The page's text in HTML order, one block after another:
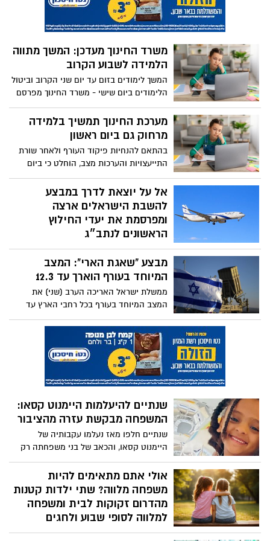
משרד החינוך מעדכן: המשך מתווה
הלמידה לשבוע הקרוב
המשך לימודים בזום עד יום שני הקרוב וביטול
הלימודים ביום שישי - משרד החינוך מפרסם
את מתווה למידה לשבוע הקרוב, שאמור
להתעדכן שוב ביום שני השבוע
מערכת החינוך תמשיך בלמידה
מרחוק גם ביום ראשון
בהתאם להנחיות פיקוד העורף ולאחר שורת
התייעצויות והערכות מצב, הוחלט כי ביום
ראשון (8.3) תמשיך מערכת החינוך לפעול
במתכונת של למידה מרחוק בכל מוסדות
החינוך.
אל על יוצאת לדרך במבצע
להשבת הישראלים ארצה
ומפרסמת את יעדי החילוץ
הראשונים לנתב״ג
בכפוף לאישור המדינה וגופי הביטחון, תיבחן
הפעלת טיסות במטוסי KlasJet מיעדים
קרובים באירופה, לטאבה או לעקבה עבור
לקוחות אל על וסאן דור אל על מודיעה על
תחילת ההיערכות למבצע החילוץ שיחל ברגע
מבצע "שאגת הארי": המצב
המיוחד בעורף הוארך עד 12.3
ממשלת ישראל האריכה הערב (שני) את
המצב המיוחד בעורף בכל רחבי הארץ עד
ל-12 במרץ 2026, במסגרת מבצע "שאגת הארי"
והמערכה המתנהלת מול איראן. ההחלטה
התקבלה בתום הערכת מצב, וכוללת המשך
סגירת מוסדות החינוך והטלת מגבלות על
פעילות מקומות העבודה.
שנתיים להיעלמות היימנוט קסאו:
המשפחה מבקשת עזרה מהציבור
שנתיים חלפו מאז נעלמו עקבותיה של
היימנוט קסאו, והכאב של בני משפחתה רק
מתעצם. היום (רביעי) יציינו הוריה ואחיה
שנתיים להיעלמותה שנתיים של געגוע יומיומי,
של לילות ללא שינה ושל שאלות שאין להן
מענה. בעוד חודשיים בלבד הייתה אמורה
היימנוט לחגוג בת מצווה. במקום ההכנות
לחגיגה, בני המשפחה ממשיכים במסע
חיפושים מתמשך ומבקשים מהציבור לשתף
אולי אתם מתאימים להיות
משפחה מלווה? שתי ילדות קטנות
מהדרום זקוקות לבית ומשפחה
למלווה לסופי שבוע ולחגים
דווקא בשבוע שבו מציינים את יום המשפחה,